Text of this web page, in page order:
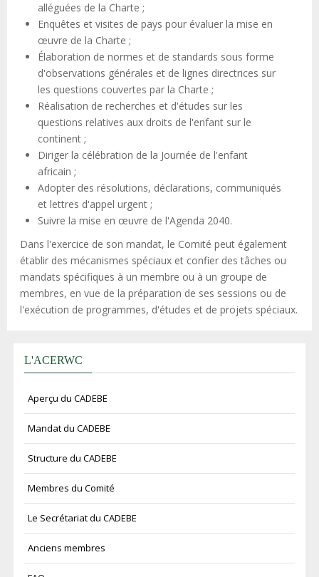
alléguées de la Charte ;
Enquêtes et visites de pays pour évaluer la mise en
œuvre de la Charte ;
Élaboration de normes et de standards sous forme
d'observations générales et de lignes directrices sur
les questions couvertes par la Charte ;
Réalisation de recherches et d'études sur les
questions relatives aux droits de l'enfant sur le
continent ;
Diriger la célébration de la Journée de l'enfant
africain ;
Adopter des résolutions, déclarations, communiqués
et lettres d'appel urgent ;
Suivre la mise en œuvre de l'Agenda 2040.
Dans l'exercice de son mandat, le Comité peut également
établir des mécanismes spéciaux et confier des tâches ou
mandats spécifiques à un membre ou à un groupe de
membres, en vue de la préparation de ses sessions ou de
l'exécution de programmes, d'études et de projets spéciaux.
L'ACERWC
Aperçu du CADEBE
Mandat du CADEBE
Structure du CADEBE
Membres du Comité
Le Secrétariat du CADEBE
Anciens membres